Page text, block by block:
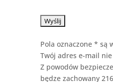
Pola oznaczone * są
Twój adres e-mail
Z powodów
będze zachowany